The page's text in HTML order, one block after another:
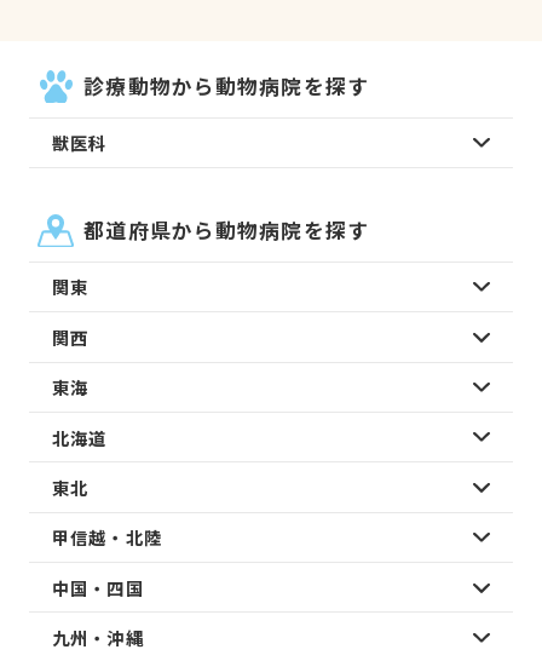
診療動物から動物病院を探す
獣医科
都道府県から動物病院を探す
関東
関西
東海
北海道
東北
甲信越・北陸
中国・四国
九州・沖縄